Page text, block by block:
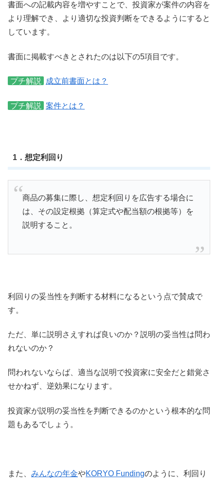
書面への記載内容を増やすことで、投資家が案件の内容を
より理解でき、より適切な投資判断をできるようにすると
しています。
書面に掲載すべきとされたのは以下の5項目です。
プチ解説 成立前書面とは？
プチ解説 案件とは？
1．想定利回り
商品の募集に際し、想定利回りを広告する場合に
は、その設定根拠（算定式や配当額の根拠等）を
説明すること。
利回りの妥当性を判断する材料になるという点で賛成で
す。
ただ、単に説明さえすれば良いのか？説明の妥当性は問わ
れないのか？
問われないならば、適当な説明で投資家に安全だと錯覚さ
せかねず、逆効果になります。
投資家が説明の妥当性を判断できるのかという根本的な問
題もあるでしょう。
また、 みんなの年金やKORYO Fundingのように、利回り